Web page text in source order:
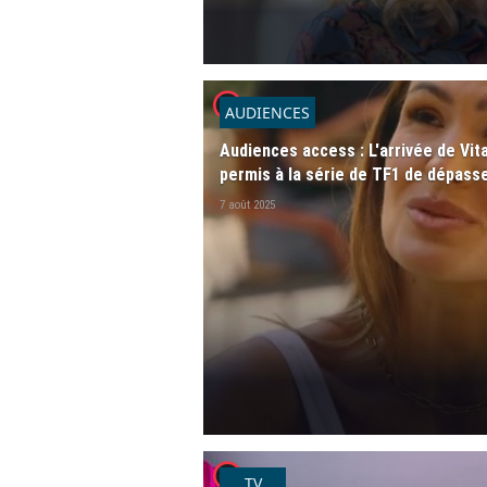
player2AUDIENCES
Audiences access : L'arrivée de
permis à la série de TF1 de
7 août 2025
player2